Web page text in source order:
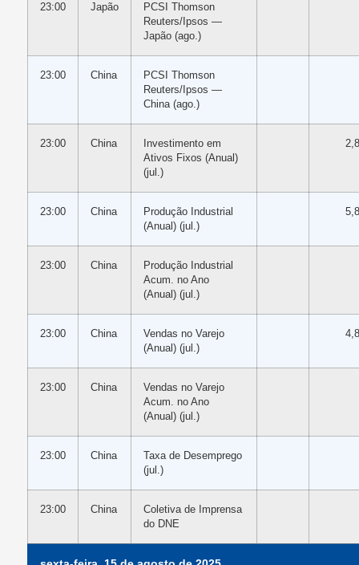
23:00 Japão
PCSI Thomson
Reuters/Ipsos —
Japão (ago.)
23:00 China
PCSI Thomson
Reuters/Ipsos —
China (ago.)
23:00 China
Investimento em
Ativos Fixos (Anual)
(jul.)
23:00 China
Produção Industrial
(Anual) (jul.)
23:00 China
Produção Industrial
Acum. no Ano
(Anual) (jul.)
23:00 China
Vendas no Varejo
(Anual) (jul.)
23:00 China
Vendas no Varejo
Acum. no Ano
(Anual) (jul.)
23:00 China
Taxa de Desemprego
(jul.)
23:00 China
Coletiva de Imprensa
do DNE